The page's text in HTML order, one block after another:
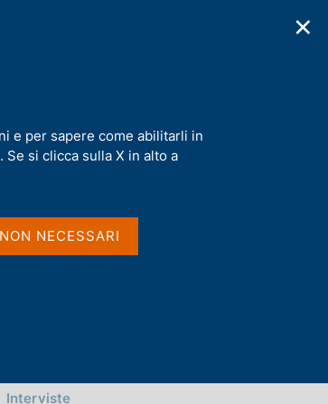
Notizie
Interviste
✕
e per sapere come abilitarli in
si clicca sulla X in alto a
NECESSARI